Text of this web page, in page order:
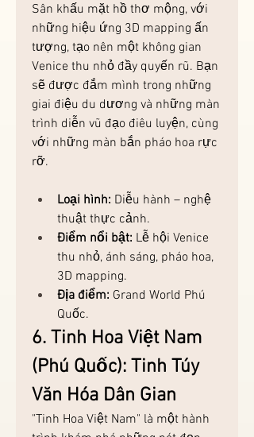
Sân khấu mặt hồ thơ mộng, với
những hiệu ứng 3D mapping ấn
tượng, tạo nên một không gian
Venice thu nhỏ đầy quyến rũ. Bạn
sẽ được đắm mình trong những
giai điệu du dương và những màn
trình diễn vũ đạo điêu luyện, cùng
với những màn bắn pháo hoa rực
rỡ.
Loại hình: Diễu hành – nghệ
thuật thực cảnh.
Điểm nổi bật: Lễ hội Venice
thu nhỏ, ánh sáng, pháo hoa,
3D mapping.
Địa điểm: Grand World Phú
Quốc.
6. Tinh Hoa Việt Nam
(Phú Quốc): Tinh Túy
Văn Hóa Dân Gian
"Tinh Hoa Việt Nam" là một hành